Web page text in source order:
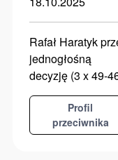
Rafał Haratyk
jednogłośną
decyzję (3 x 49-
Profil
przeciwnika